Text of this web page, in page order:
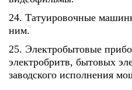
24. Татуировочные
ним.
25. Электробытовые
электробритв, бытовых
заводского исполнения